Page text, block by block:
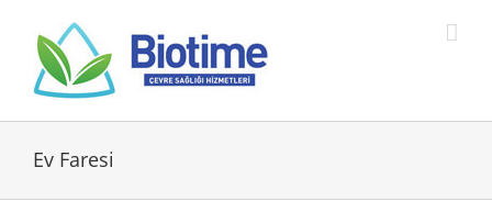
Ev Faresi